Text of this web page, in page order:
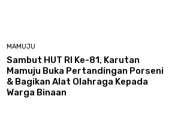
MAMUJU
Sambut HUT RI Ke-81, Karutan
Mamuju Buka Pertandingan Porseni
& Bagikan Alat Olahraga Kepada
Warga Binaan